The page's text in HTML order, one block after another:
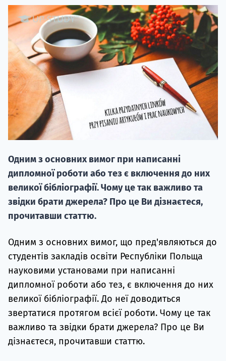
Одним з основних вимог при написанні
дипломної роботи або тез є включення до них
великої бібліографії. Чому це так важливо та
звідки брати джерела? Про це Ви дізнаєтеся,
прочитавши статтю.
Одним з основних вимог, що пред'являються до
студентів закладів освіти Республіки Польща
науковими установами при написанні
дипломної роботи або тез, є включення до них
великої бібліографії. До неї доводиться
звертатися протягом всієї роботи. Чому це так
важливо та звідки брати джерела? Про це Ви
дізнаєтеся, прочитавши статтю.
20.09